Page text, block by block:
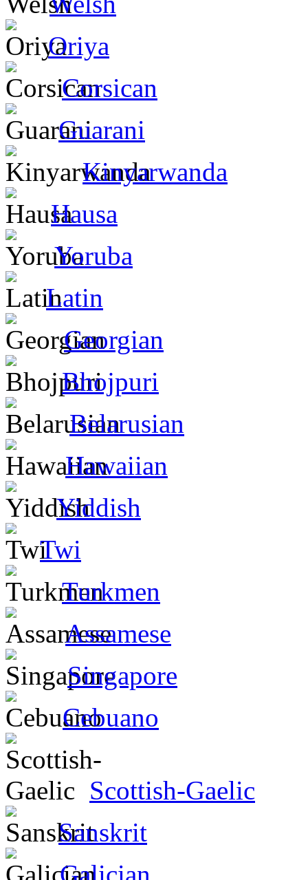
Oriya
Corsican
Guarani
Kinyarwanda
Hausa
Yoruba
Latin
Georgian
Bhojpuri
Belarusian
Hawaiian
Yiddish
Twi
Turkmen
Assamese
Singapore
Cebuano
Scottish-Gaelic
Sanskrit
Galician